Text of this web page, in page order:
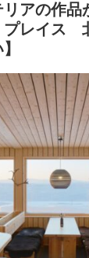
アの作品
レイス